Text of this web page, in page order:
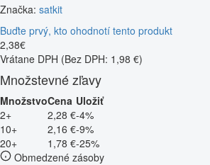
Značka: satkit
Buďte prvý, kto ohodnotí tento produkt
2,38€
Vrátane DPH (Bez DPH: 1,98 €)
Množstevné zľavy
MnožstvoCena Uložiť
2+
2,28 €-4%
10+
2,16 €-9%
20+
1,78 €-25%
Obmedzené zásoby